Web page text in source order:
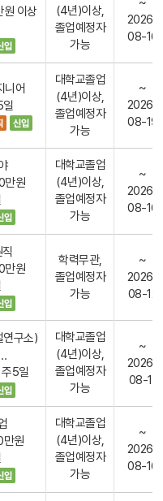
이상
(4년)이상,
졸업예정자
가능
2026-
08-16
니어
대학교졸업
(4년)이상,
졸업예정자
가능
~
2026-
08-19
만원
대학교졸업
(4년)이상,
졸업예정자
가능
~
2026-
08-16
만원
학력무관,
졸업예정자
가능
~
2026-
08-12
연구소)
주5일
대학교졸업
(4년)이상,
졸업예정자
가능
~
2026-
08-11
원
대학교졸업
(4년)이상,
졸업예정자
가능
~
2026-
08-16